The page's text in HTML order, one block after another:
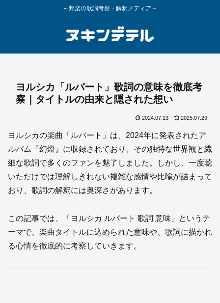
～邦楽の歌詞考察・解釈メディア～
ヨルシカ「ルバート」歌詞の意味を徹底考
察｜タイトルの由来と隠された想い
2024.07.13 2025.07.29
ヨルシカの楽曲「ルバート」は、2024年に発表されたア
ルバム『幻燈』に収録されており、その独特な世界観と繊
細な歌詞で多くのファンを魅了しました。しかし、一度聴
いただけでは理解しきれない複雑な感情や比喩が詰まって
おり、歌詞の解釈には奥深さがあります。
この記事では、「ヨルシカ ルバート 歌詞 意味」というテ
ーマで、楽曲タイトルに込められた意味や、歌詞に描かれ
る心情を徹底的に考察していきます。